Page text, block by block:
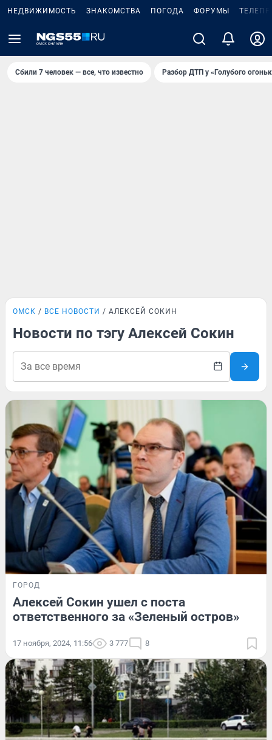
НЕДВИЖИМОСТЬ ЗНАКОМСТВА ПОГОДА ФОРУМЫ
Сбили 7 человек — все, что известно Разбор ДТП у «Голубого
ОМСК ВСЕ НОВОСТИ АЛЕКСЕЙ СОКИН
Новости по тэгу Алексей Сокин
ГОРОД
Алексей Сокин ушел с поста
ответственного за «Зеленый остров»
17 ноября, 2024, 11:56 3 777 8